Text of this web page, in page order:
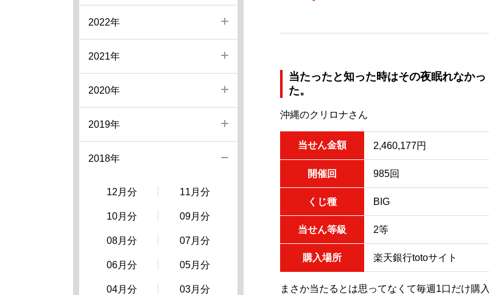
当たったと知った時はその夜眠れなかっ
た。
沖縄のクリロナさん
当せん金額 2,460,177円
開催回 985回
くじ種 BIG
当せん等級 2等
購入場所 楽天銀行totoサイト
まさか当たるとは思ってなくて毎週1口だけ購入
2022年
2021年
2020年
2019年
2018年
12月分 11月分
10月分 09月分
08月分 07月分
06月分 05月分
04月分 03月分